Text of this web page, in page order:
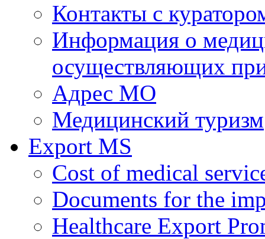
Контакты с
Информация о
осуществляющих
Адрес МО
Медицинский туризм
Export MS
Cost of medical
Documents for the
Healthcare Export